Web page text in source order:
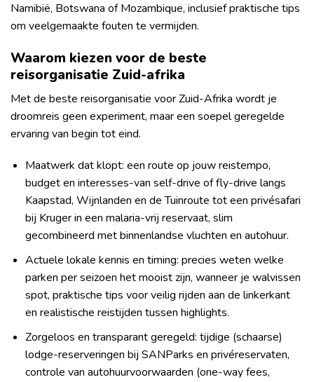
Namibië, Botswana of Mozambique, inclusief praktische tips
om veelgemaakte fouten te vermijden.
Waarom kiezen voor de beste
reisorganisatie Zuid-afrika
Met de beste reisorganisatie voor Zuid-Afrika wordt je
droomreis geen experiment, maar een soepel geregelde
ervaring van begin tot eind.
Maatwerk dat klopt: een route op jouw reistempo,
budget en interesses-van self-drive of fly-drive langs
Kaapstad, Wijnlanden en de Tuinroute tot een privésafari
bij Kruger in een malaria-vrij reservaat, slim
gecombineerd met binnenlandse vluchten en autohuur.
Actuele lokale kennis en timing: precies weten welke
parken per seizoen het mooist zijn, wanneer je walvissen
spot, praktische tips voor veilig rijden aan de linkerkant
en realistische reistijden tussen highlights.
Zorgeloos en transparant geregeld: tijdige (schaarse)
lodge-reserveringen bij SANParks en privéreservaten,
controle van autohuurvoorwaarden (one-way fees,